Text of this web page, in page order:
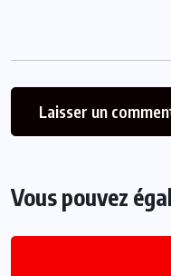
Vous pouvez